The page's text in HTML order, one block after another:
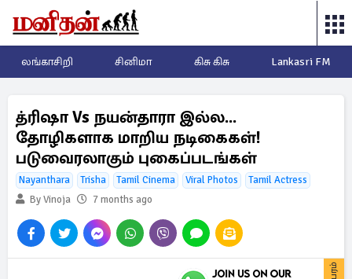
லங்காசிறி சினிமா கிசு கிசு Lankasri FM
த்ரிஷா Vs நயன்தாரா இல்ல...
தோழிகளாக மாறிய நடிகைகள்!
படுவைரலாகும் புகைப்படங்கள்
Nayanthara Trisha Tamil Cinema Viral Photos
Tamil Actress
By Vinoja
7 months ago